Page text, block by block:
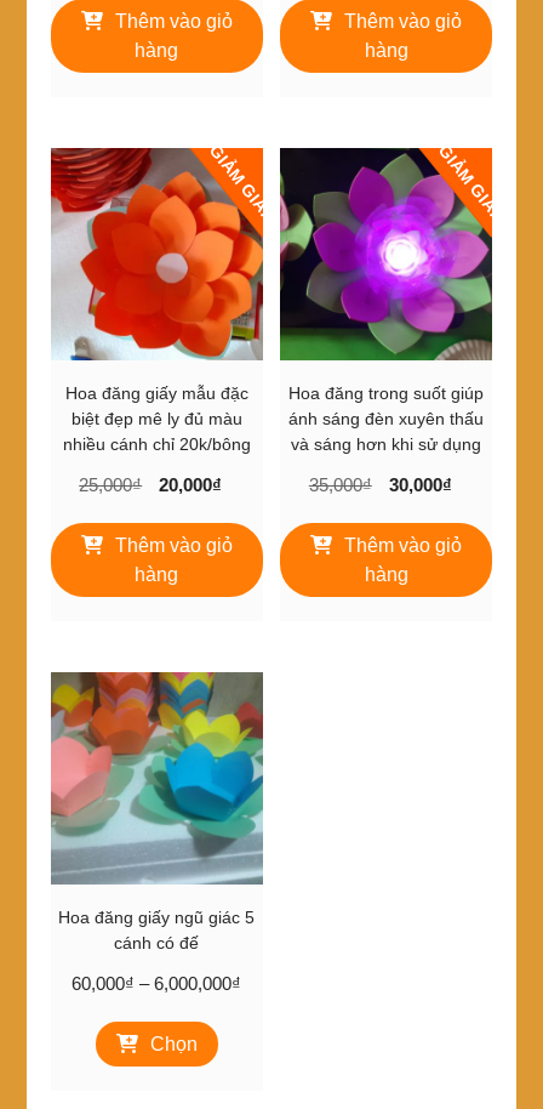
là:
6,000₫.
tại
5,000₫.
Thêm vào giỏ
hàng
là:
49,000₫.
tại
39,000₫.
Thêm vào giỏ
hàng
GIẢM GIÁ!
Hoa đăng giấy mẫu đặc
biệt đẹp mê ly đủ màu
nhiều cánh chỉ 20k/bông
25,000₫
Giá
là:
25,000₫.
20,000₫
tại
20,000₫.
Thêm vào giỏ
hàng
GIẢM GIÁ!
Hoa đăng trong suốt giúp
ánh sáng đèn xuyên thấu
và sáng hơn khi sử dụng
35,000₫
Giá
là:
35,000₫.
30,000₫
tại
30,000₫.
Thêm vào giỏ
hàng
Hoa đăng giấy ngũ giác 5
cánh có đế
60,000₫ – 6,000,000₫
Chọn
phẩm